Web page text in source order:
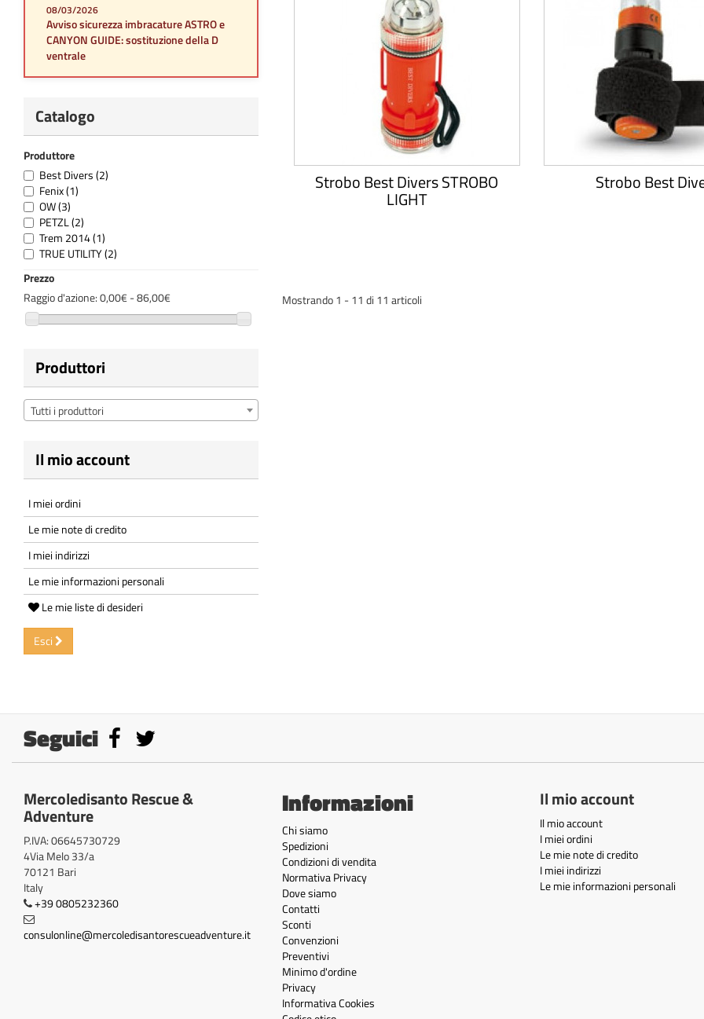
08/03/2026
Avviso sicurezza imbracature ASTRO e
CANYON GUIDE: sostituzione della D
ventrale
Catalogo
Produttore
Best Divers(2)
Fenix(1)
OW(3)
PETZL(2)
Trem 2014(1)
TRUE UTILITY(2)
Prezzo
Raggio d'azione:0,00€ - 86,00€
Produttori
Tutti i produttori
Il mio account
I miei ordini
Le mie note di credito
I miei indirizzi
Le mie informazioni personali
Le mie liste di desideri
Esci
Strobo Best Divers STROBO
LIGHT
Strobo Best
Mostrando 1 - 11 di 11 articoli
Seguici
Mercoledisanto Rescue &
Adventure
P.IVA: 06645730729
4Via Melo 33/a
70121 Bari
Italy
+39 0805232360
consulonline@mercoledisantorescueadventure.it
Informazioni
Chi siamo
Spedizioni
Condizioni di vendita
Normativa Privacy
Dove siamo
Contatti
Sconti
Convenzioni
Preventivi
Minimo d'ordine
Privacy
Informativa Cookies
Il mio account
Il mio account
I miei ordini
Le mie note di credito
I miei indirizzi
Le mie informazioni personali